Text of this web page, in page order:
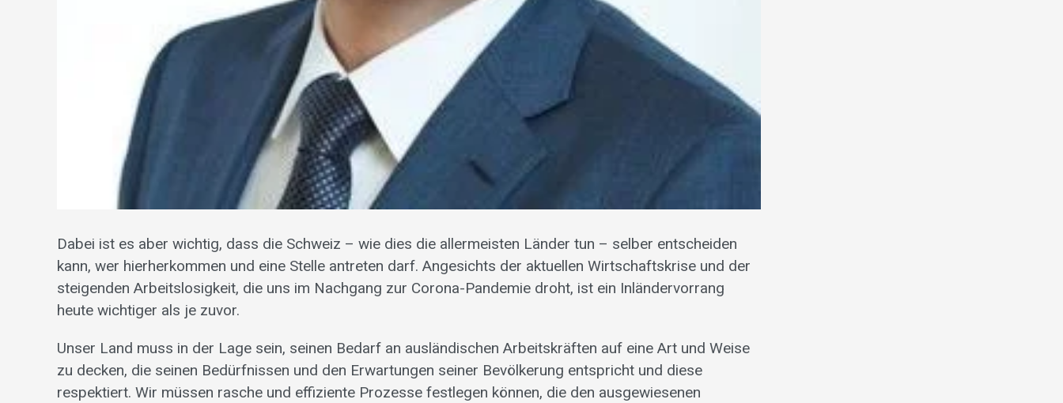
Dabei ist es aber wichtig, dass die Schweiz – wie dies die allermeisten Länder tun – selber entscheiden
kann, wer hierherkommen und eine Stelle antreten darf. Angesichts der aktuellen Wirtschaftskrise und der
steigenden Arbeitslosigkeit, die uns im Nachgang zur Corona-Pandemie droht, ist ein Inländervorrang
heute wichtiger als je zuvor.
Unser Land muss in der Lage sein, seinen Bedarf an ausländischen Arbeitskräften auf eine Art und Weise
zu decken, die seinen Bedürfnissen und den Erwartungen seiner Bevölkerung entspricht und diese
respektiert. Wir müssen rasche und effiziente Prozesse festlegen können, die den ausgewiesenen